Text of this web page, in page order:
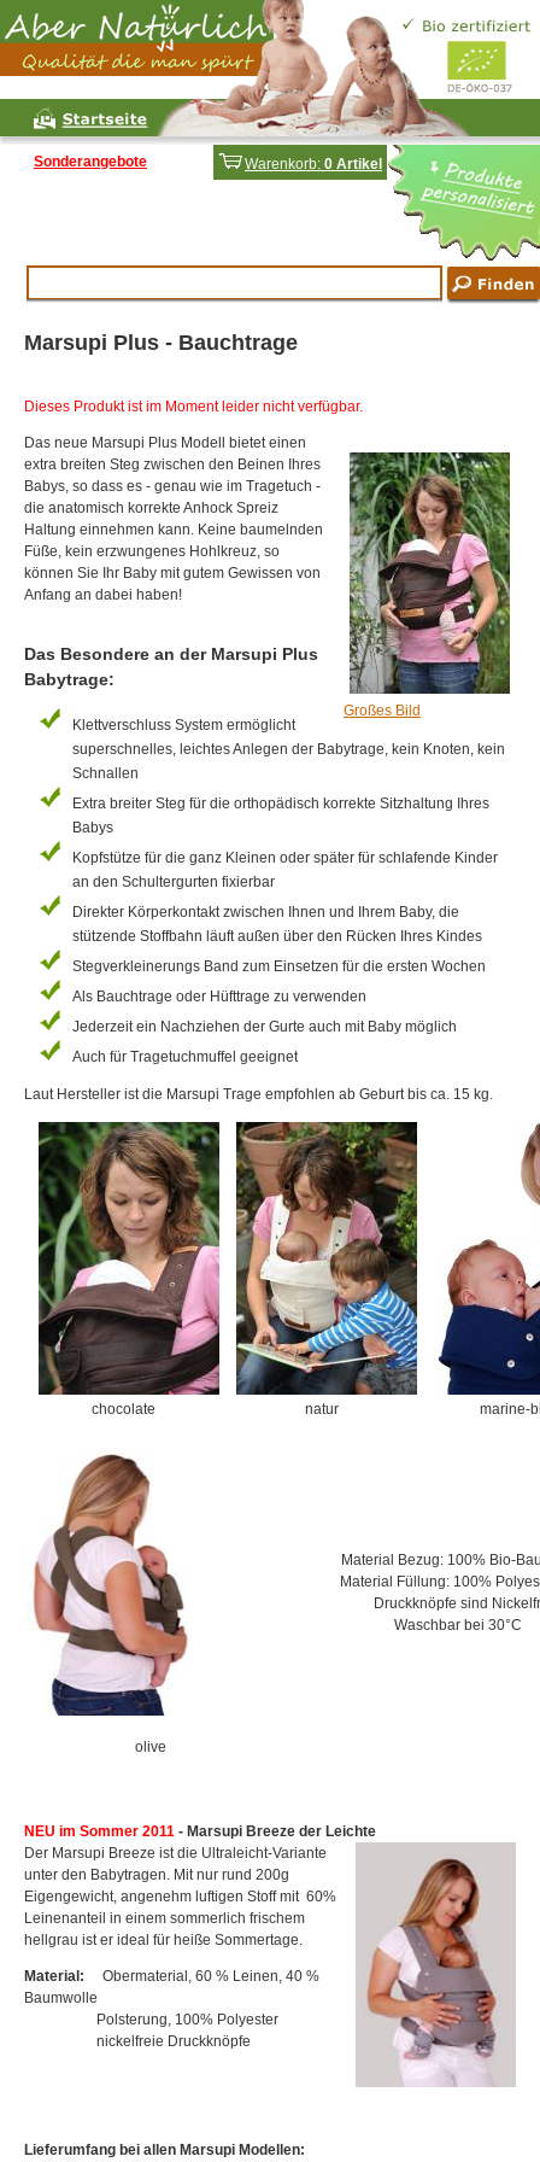
Warenkorb: 0 Artikel
Sonderangebote
Marsupi Plus - Bauchtrage
Dieses Produkt ist im Moment leider nicht verfügbar.
Großes Bild
Das neue Marsupi Plus Modell bietet einen
extra breiten Steg zwischen den Beinen Ihres
Babys, so dass es - genau wie im Tragetuch -
die anatomisch korrekte Anhock Spreiz
Haltung einnehmen kann. Keine baumelnden
Füße, kein erzwungenes Hohlkreuz, so
können Sie Ihr Baby mit gutem Gewissen von
Anfang an dabei haben!
Das Besondere an der Marsupi Plus
Babytrage:
Klettverschluss System ermöglicht
superschnelles, leichtes Anlegen der Babytrage, kein Knoten, kein
Schnallen
Extra breiter Steg für die orthopädisch korrekte Sitzhaltung Ihres
Babys
Kopfstütze für die ganz Kleinen oder später für schlafende Kinder
an den Schultergurten fixierbar
Direkter Körperkontakt zwischen Ihnen und Ihrem Baby, die
stützende Stoffbahn läuft außen über den Rücken Ihres Kindes
Stegverkleinerungs Band zum Einsetzen für die ersten Wochen
Als Bauchtrage oder Hüfttrage zu verwenden
Jederzeit ein Nachziehen der Gurte auch mit Baby möglich
Auch für Tragetuchmuffel geeignet
Laut Hersteller ist die Marsupi Trage empfohlen ab Geburt bis ca. 15 kg.
chocolate natur marine-
Material Bezug: 100% Bio-
Material Füllung: 100%
Druckknöpfe sind
Waschbar bei 30°C
olive
NEU im Sommer 2011 - Marsupi Breeze der Leichte
Der Marsupi Breeze ist die Ultraleicht-Variante
unter den Babytragen. Mit nur rund 200g
Eigengewicht, angenehm luftigen Stoff mit 60%
Leinenanteil in einem sommerlich frischem
hellgrau ist er ideal für heiße Sommertage.
Material: Obermaterial, 60 % Leinen, 40 %
Baumwolle
Polsterung, 100% Polyester
nickelfreie Druckknöpfe
Lieferumfang bei allen Marsupi Modellen: